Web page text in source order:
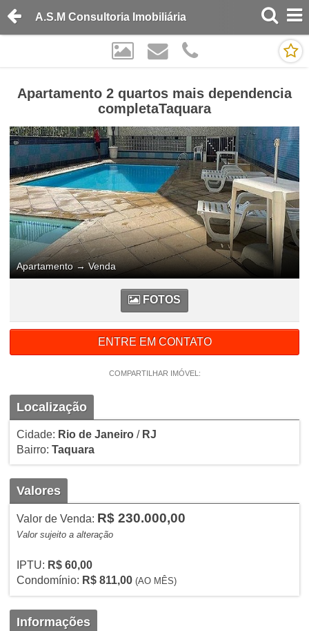
A.S.M Consultoria Imobiliária
Apartamento 2 quartos mais dependencia
completaTaquara
Apartamento→Venda
FOTOS
ENTRE EM CONTATO
COMPARTILHAR IMÓVEL:
Localização
Cidade: Rio de Janeiro/ RJ
Bairro: Taquara
Valores
Valor de Venda: R$ 230.000,00
Valor sujeito a alteração
IPTU: R$ 60,00
Condomínio: R$ 811,00 (AO MÊS)
Informações